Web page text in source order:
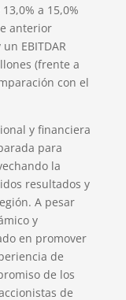
a 15,0%
anterior
EBITDAR
(frente a
con el
y financiera
para
la
resultados y
A pesar
y
en promover
de
de los
de